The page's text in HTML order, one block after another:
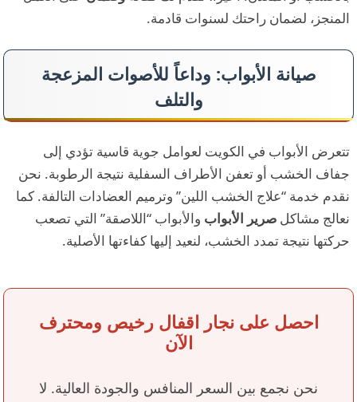
المنجز، لضمان راحتك لسنوات قادمة.
صيانة الأبواب: وداعاً للأصوات المزعجة
والتلف
تتعرض الأبواب في الكويت لعوامل جوية قاسية تؤدي إلى
جفاف الخشب أو تعفن الأطراف السفلية نتيجة الرطوبة. نحن
نقدم خدمة “علاج الخشب اللين” وترميم العضادات التالفة. كما
نعالج مشاكلصرير الأبواب والأبواب “اللاصقة” التي تصعب
حركتها نتيجة تمدد الخشب، لنعيد إليها كفاءتها الأصلية.
احصل على نجار اقفال رخيص ومحترف
الآن
نحن نجمع بين السعر المنافس والجودة العالية. لا